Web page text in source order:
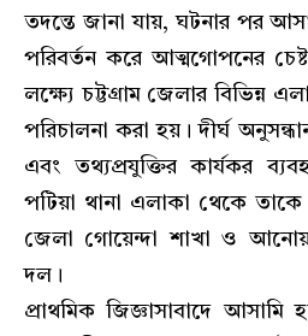
তদন্তে জানা যায়, ঘটনার পর
পরিবর্তন করে আত্মগোপনের
লক্ষ্যে চট্টগ্রাম জেলার বিভিন্ন
পরিচালনা করা হয়। দীর্ঘ
এবং তথ্যপ্রযুক্তির কার্যকর
পটিয়া থানা এলাকা থেকে তাকে
জেলা গোয়েন্দা শাখা ও
দল।
প্রাথমিক জিজ্ঞাসাবাদে আসামি